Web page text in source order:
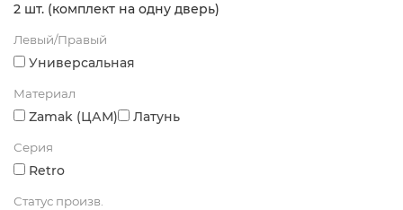
2 шт. (комплект на одну дверь)
Левый/Правый
Универсальная
Материал
Zamak (ЦАМ) Латунь
Серия
Retro
Статус произв.